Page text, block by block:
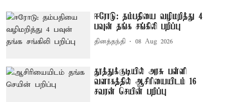
ஈரோடு: தம்பதியை வழிமறித்து 4
பவுன் தங்க சங்கிலி பறிப்பு
தினத்தந்தி 08 Aug 2026
தூத்துக்குடியில் அரசு பள்ளி
வளாகத்தில் ஆசிரியையிடம் 16
சவரன் செயின் பறிப்பு